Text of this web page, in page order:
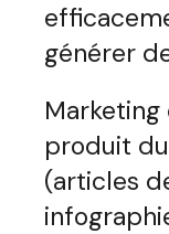
générer
Marketing
produit
(articles